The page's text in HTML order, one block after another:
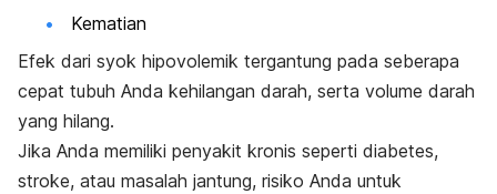
Kematian
Efek dari syok hipovolemik tergantung pada seberapa
cepat tubuh Anda kehilangan darah, serta volume darah
yang hilang.
Jika Anda memiliki penyakit kronis seperti diabetes,
stroke, atau masalah jantung, risiko Anda untuk